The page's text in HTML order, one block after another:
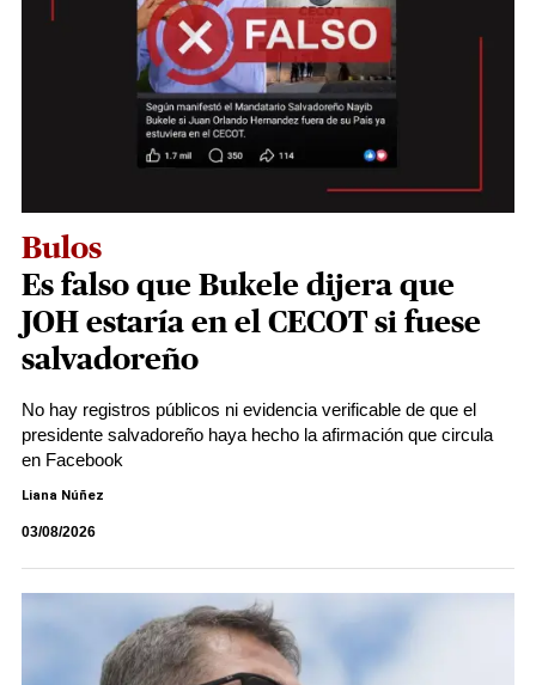
Bulos
Es falso que Bukele dijera que
JOH estaría en el CECOT si fuese
salvadoreño
No hay registros públicos ni evidencia verificable de que el
presidente salvadoreño haya hecho la afirmación que circula
en Facebook
Liana Núñez
03/08/2026